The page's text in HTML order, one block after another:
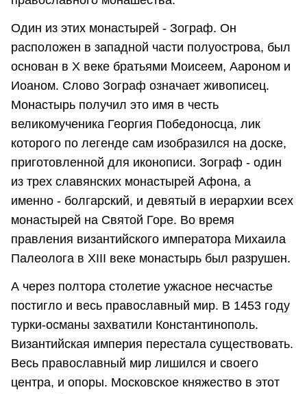
Один из этих монастырей - Зограф. Он
расположен в западной части полуострова, был
основан в X веке братьями Моисеем, Аароном и
Иоаном. Слово Зограф означает живописец.
Монастырь получил это имя в честь
великомученика Георгия Победоносца, лик
которого по легенде сам изобразился на доске,
приготовленной для иконописи. Зограф - один
из трех славянских монастырей Афона, а
именно - болгарский, и девятый в иерархии всех
монастырей на Святой Горе. Во время
правления византийского императора Михаила
Палеолога в XIII веке монастырь был разрушен.
А через полтора столетие ужасное несчастье
постигло и весь православный мир. В 1453 году
турки-османы захватили Константинополь.
Византийская империя перестала существовать.
Весь православный мир лишился и своего
центра, и опоры. Московское княжество в этот